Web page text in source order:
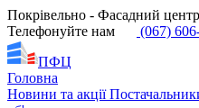
Покрівельно - Фасадний центр
Телефонуйте нам
(067)
ПФЦ
Головна
Новини та акції